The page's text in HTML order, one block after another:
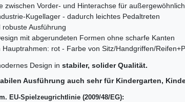
zwischen Vorder- und Hinterachse für
Kugellager - dadurch leichtes Pedaltreten
robuste Ausführung
mit abgerundeten Formen ohne scharfe Kanten
Hauptrahmen: rot - Farbe von Sitz/Handgriffen/
Design in stabiler, solider Qualität.
Ausführung auch sehr für Kindergarten,
EU-Spielzeugrichtlinie (2009/48/EG):